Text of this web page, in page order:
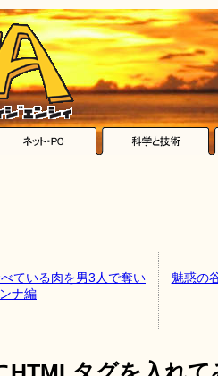
ている肉を男3人で奪い
ナ編
魅惑の